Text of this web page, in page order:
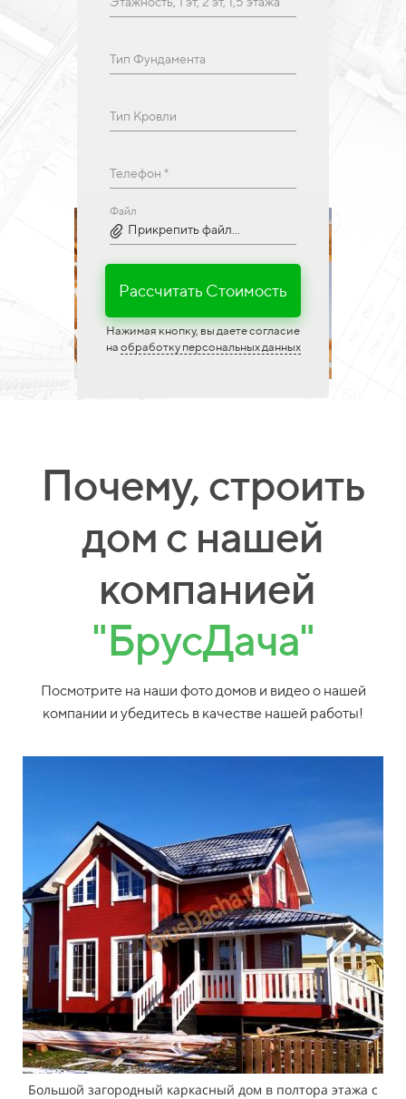
Тип Фундамента
Тип Кровли
Телефон *
Файл
Прикрепить файл...
Рассчитать Стоимость
Нажимая кнопку, вы даете согласие
на обработку персональных данных
Почему, строить
дом с нашей
компанией
"БрусДача"
Посмотрите на наши фото домов и видео о нашей
компании и убедитесь в качестве нашей работы!
Большой загородный каркасный дом в полтора этажа с